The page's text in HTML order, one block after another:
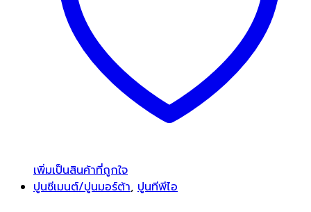
เพิ่มเป็นสินค้าที่ถูกใจ
ปูนซีเมนต์/ปูนมอร์ต้า, ปูนทีพีไอ